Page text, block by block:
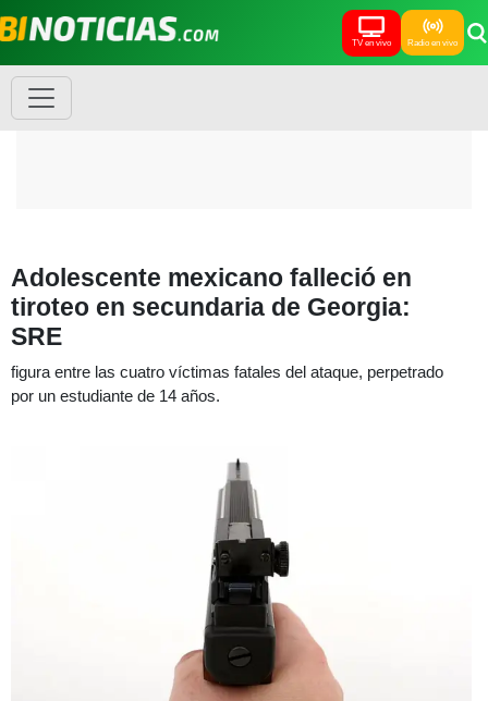
TV en vivo Radio en vivo
Adolescente mexicano falleció en
tiroteo en secundaria de Georgia:
SRE
figura entre las cuatro víctimas fatales del ataque, perpetrado
por un estudiante de 14 años.